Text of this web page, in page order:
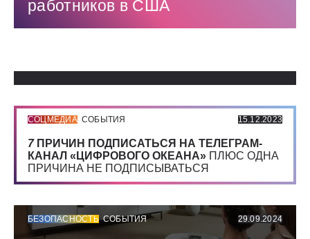
работников в США
СОЦМЕДИА СОБЫТИЯ 15.12.2023
7 ПРИЧИН ПОДПИСАТЬСЯ НА ТЕЛЕГРАМ-
КАНАЛ «ЦИФРОВОГО ОКЕАНА» ПЛЮС ОДНА
ПРИЧИНА НЕ ПОДПИСЫВАТЬСЯ
БЕЗОПАСНОСТЬ СОБЫТИЯ 29.09.2024